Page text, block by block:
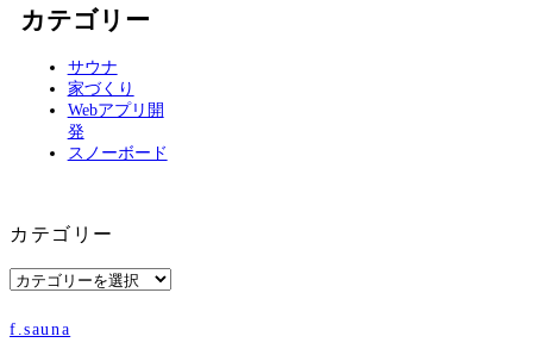
カテゴリー
サウナ
家づくり
Webアプリ開
発
スノーボード
カテゴリー
カ
ゴ
リ
f.sauna